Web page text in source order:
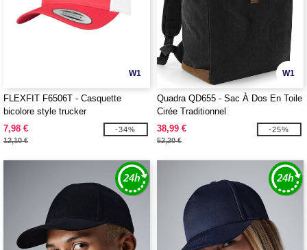
W1
FLEXFIT F6506T - Casquette
bicolore style trucker
7,98 €
12,10 €
-34%
W1
Quadra QD655 - Sac À Dos En Toile
Cirée Traditionnel
38,99 €
52,20 €
-25%